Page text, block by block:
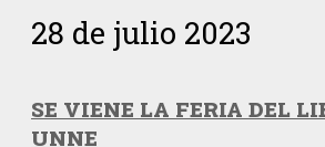
28 de julio 2023
SE VIENE LA FERIA DEL
UNNE